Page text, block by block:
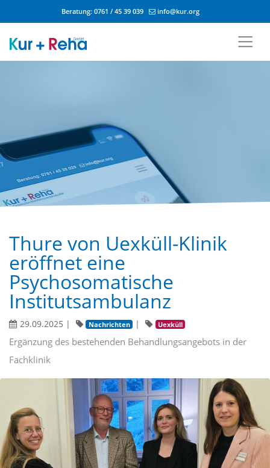
Beratung: 0761 / 45 39 039 info@kur.org
Thure von Uexküll-Klinik
eröffnet eine
Psychosomatische
Institutsambulanz
29.09.2025 | Nachrichten | Uexküll
Ergänzung des bestehenden Behandlungsangebots in der
Fachklinik